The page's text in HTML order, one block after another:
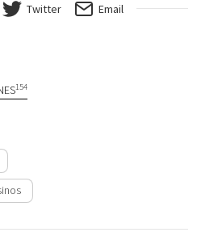
Twitter Email
154